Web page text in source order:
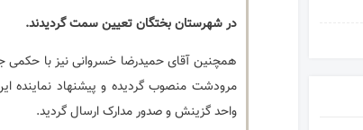
در شهرستان بختگان تعیین سمت گردیدند.
همچنین آقای حمیدرضا خسروانی نیز با حکمی
مرودشت منصوب گردیده و پیشنهاد نماینده
واحد گزینش و صدور مدارک ارسال گردید.